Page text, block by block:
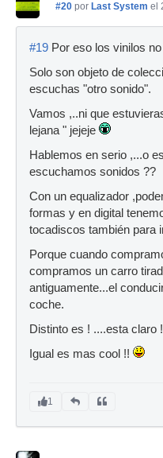
#20 por Last System el
#19 Por eso los vinilos
Solo son objeto de
escuchas "otro sonido".
Vamos ,..ni que
lejana " jejeje
Hablemos en serio ,...o
escuchamos sonidos ??
Con un equalizador
formas y en digital
tocadiscos también para
Porque cuando
compramos un carro
antiguamente...el
coche.
Distinto es ! ....esta claro
Igual es mas cool !!
1